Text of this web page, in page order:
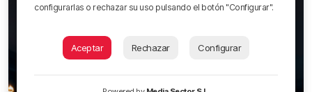
configurarlas o rechazar su uso pulsando el botón "Configurar".
Aceptar Rechazar Configurar